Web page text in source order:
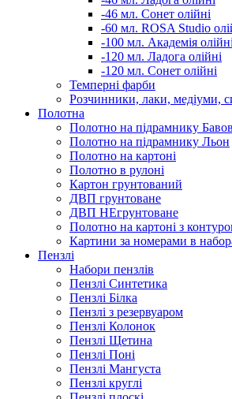
-46 мл. Сонет олійні
-60 мл. ROSA Studio
-100 мл. Академія олійні
-120 мл. Ладога олійні
-120 мл. Сонет олійні
Темперні фарби
Розчинники, лаки, медіуми,
Полотна
Полотно на підрамнику
Полотно на підрамнику Льон
Полотно на картоні
Полотно в рулоні
Картон грунтований
ДВП грунтоване
ДВП НЕгрунтоване
Полотно на картоні з
Картини за номерами в
Пензлі
Набори пензлів
Пензлі Синтетика
Пензлі Білка
Пензлі з резервуаром
Пензлі Колонок
Пензлі Щетина
Пензлі Поні
Пензлі Мангуста
Пензлі круглі